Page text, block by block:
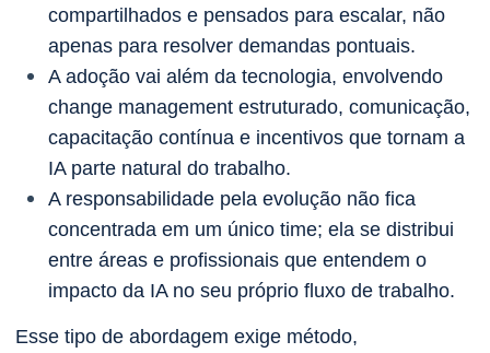
compartilhados e pensados para escalar, não
apenas para resolver demandas pontuais.
A adoção vai além da tecnologia, envolvendo
change management estruturado, comunicação,
capacitação contínua e incentivos que tornam a
IA parte natural do trabalho.
A responsabilidade pela evolução não fica
concentrada em um único time; ela se distribui
entre áreas e profissionais que entendem o
impacto da IA no seu próprio fluxo de trabalho.
Esse tipo de abordagem exige método,